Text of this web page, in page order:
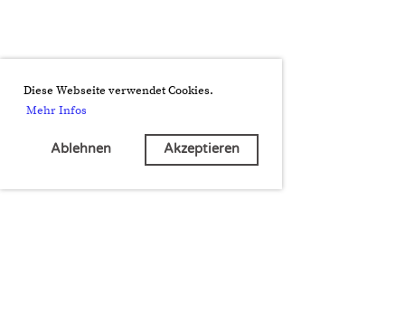
Diese Webseite verwendet Cookies.
Mehr Infos
Ablehnen Akzeptieren